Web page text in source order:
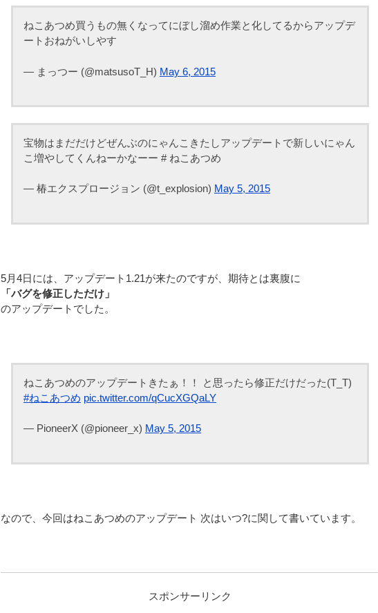
ねこあつめ買うもの無くなってにぼし溜め作業と化してるからアップデ
ートおねがいしやす
— まっつー (@matsusoT_H) May 6, 2015
宝物はまだだけどぜんぶのにゃんこきたしアップデートで新しいにゃん
こ増やしてくんねーかなーー # ねこあつめ
— 椿エクスプロージョン (@t_explosion) May 5, 2015
5月4日には、アップデート1.21が来たのですが、期待とは裏腹に
「バグを修正しただけ」
のアップデートでした。
ねこあつめのアップデートきたぁ！！ と思ったら修正だけだった(T_T)
#ねこあつめ pic.twitter.com/qCucXGQaLY
— PioneerX (@pioneer_x) May 5, 2015
なので、今回はねこあつめのアップデート 次はいつ?に関して書いています。
スポンサーリンク